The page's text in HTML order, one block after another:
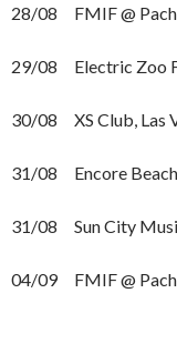
28/08 FMIF @
29/08 Electric Zoo
30/08 XS Club, Las
31/08 Encore Beach
31/08 Sun City
04/09 FMIF @